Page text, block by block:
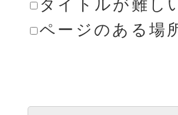
タイトルが難し
ページのある場